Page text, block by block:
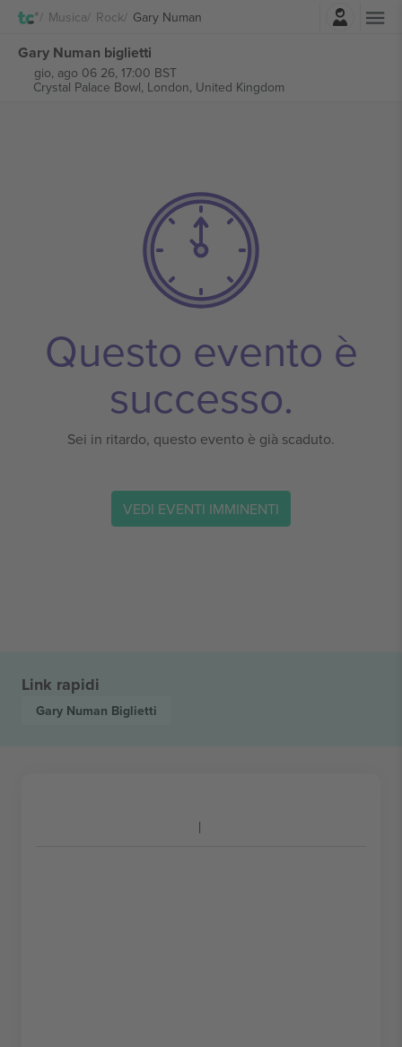
Musica Rock Gary Numan
Gary Numan biglietti
gio, ago 06 26, 17:00 BST
Crystal Palace Bowl, London, United Kingdom
Questo evento è
successo.
Sei in ritardo, questo evento è già scaduto.
VEDI EVENTI IMMINENTI
Link rapidi
Gary Numan Biglietti